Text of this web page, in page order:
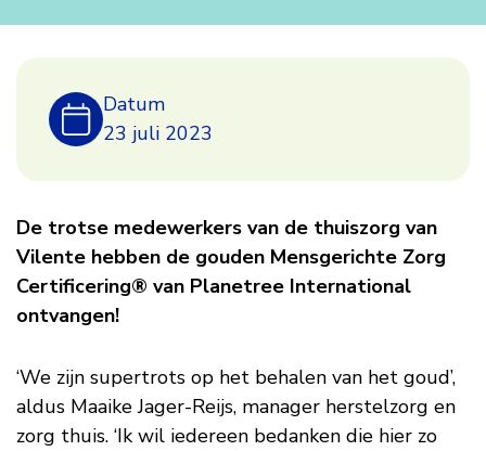
Goud
voor
de
thuiszorg
van
Vilente
De trotse medewerkers van de thuiszorg van
Vilente hebben de gouden Mensgerichte Zorg
Certificering® van Planetree International
ontvangen!
Datum
23 juli 2023
‘We zijn supertrots op het behalen van het goud’,
aldus Maaike Jager-Reijs, manager herstelzorg en
zorg thuis. ‘Ik wil iedereen bedanken die hier zo